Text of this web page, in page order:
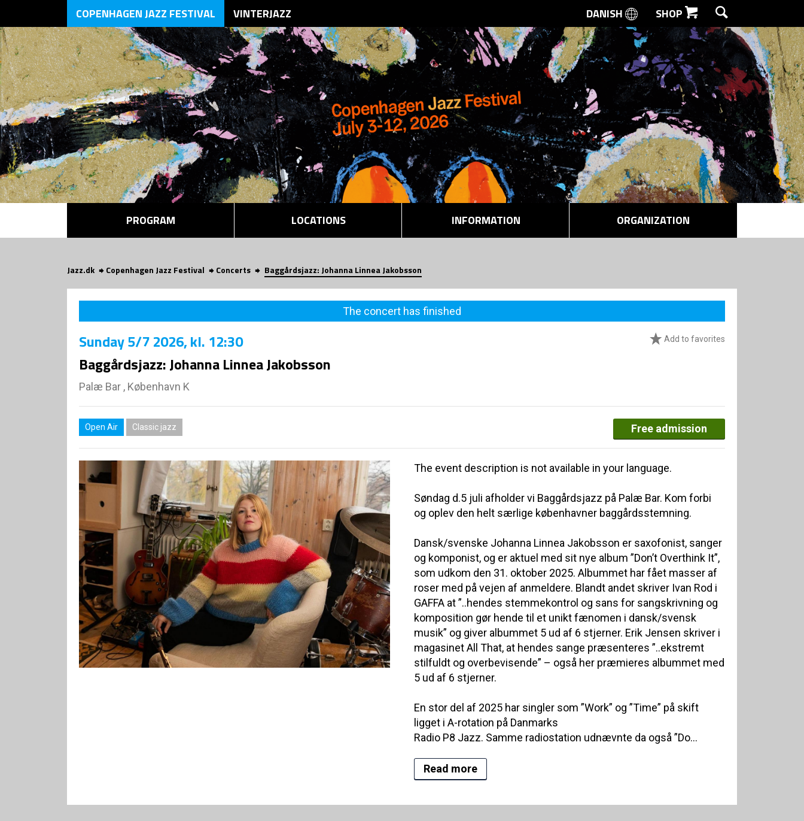
SEARCH
COPENHAGEN JAZZ FESTIVAL VINTERJAZZ DANISH SHOP
PROGRAM LOCATIONS INFORMATION ORGANIZATION
Jazz.dk Copenhagen Jazz Festival Concerts Baggårdsjazz: Johanna Linnea Jakobsson
The concert has finished
Add to favorites
Sunday5/7 2026, kl. 12:30
Baggårdsjazz: Johanna Linnea Jakobsson
Palæ Bar , København K
Open Air Classic jazz Free admission
The event description is not available in your language.
Søndag d.5 juli afholder vi Baggårdsjazz på Palæ Bar. Kom forbi
og oplev den helt særlige københavner baggårdsstemning.
Dansk/svenske Johanna Linnea Jakobsson er saxofonist, sanger
og komponist, og er aktuel med sit nye album ”Don’t Overthink It”,
som udkom den 31. oktober 2025. Albummet har fået masser af
roser med på vejen af anmeldere. Blandt andet skriver Ivan Rod i
GAFFA at ”..hendes stemmekontrol og sans for sangskrivning og
komposition gør hende til et unikt fænomen i dansk/svensk
musik” og giver albummet 5 ud af 6 stjerner. Erik Jensen skriver i
magasinet All That, at hendes sange præsenteres ”..ekstremt
stilfuldt og overbevisende” – også her præmieres albummet med
5 ud af 6 stjerner.
En stor del af 2025 har singler som ”Work” og ”Time” på skift
ligget i A-rotation på Danmarks
Radio P8 Jazz. Samme radiostation udnævnte da også ”Do...
Read more